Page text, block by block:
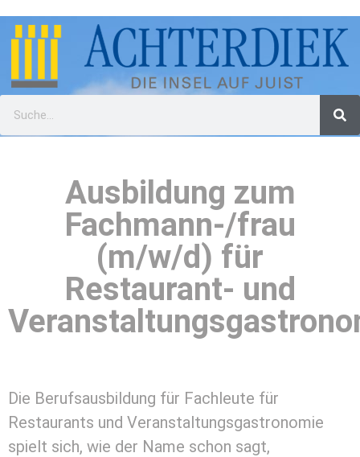
Ausbildung zum
Fachmann-/frau
(m/w/d) für
Restaurant- und
Die Berufsausbildung für Fachleute für
Restaurants und Veranstaltungsgastronomie
spielt sich, wie der Name schon sagt,